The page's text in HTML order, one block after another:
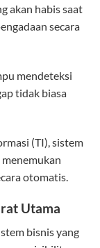
akan habis saat
secara
mendeteksi
tidak biasa
(TI), sistem
otomatis.
Utama
bisnis yang